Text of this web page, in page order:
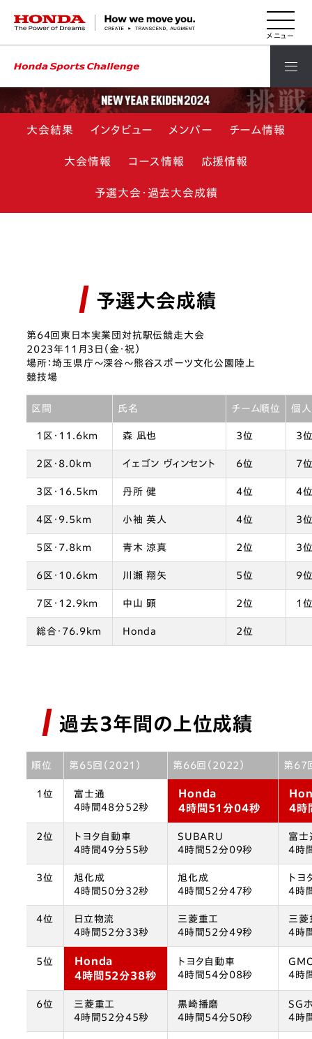
HONDA The Power of Dreams
大会結果 インタビュー メンバー チーム情報
大会情報 コース情報 応援情報
予選大会・過去大会成績
予選大会成績
第64回東日本実業団対抗駅伝競走大会
2023年11月3日（金・祝）
場所：埼玉県庁～深谷～熊谷スポーツ文化公園陸上
競技場
区間 氏名 チーム順位 個
1区・11.6km 森 凪也 3位 3
2区・8.0km イェゴン ヴィンセント 6位 7
3区・16.5km 丹所 健 4位 4
4区・9.5km 小袖 英人 4位 3
5区・7.8km 青木 涼真 2位 3
6区・10.6km 川瀬 翔矢 5位 9
7区・12.9km 中山 顕 2位 1
総合・76.9km Honda 2位
過去3年間の上位成績
順位 第65回（2021） 第66回（2022） 第67
1位
富士通
4時間48分52秒
Honda
4時間51分04秒
4時
2位
トヨタ自動車
4時間49分55秒
SUBARU
4時間52分09秒
富士
4時
3位
旭化成
4時間50分32秒
旭化成
4時間52分47秒
トヨ
4時
4位
日立物流
4時間52分33秒
三菱重工
4時間52分49秒
三菱
4時
5位
Honda
4時間52分38秒
トヨタ自動車
4時間54分08秒
4時
6位
三菱重工
4時間52分45秒
黒崎播磨
4時間54分50秒
SG
4時